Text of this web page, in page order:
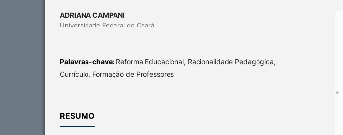
ADRIANA CAMPANI
Universidade Federal do Ceará
Palavras-chave: Reforma Educacional, Racionalidade Pedagógica,
Currículo, Formação de Professores
RESUMO